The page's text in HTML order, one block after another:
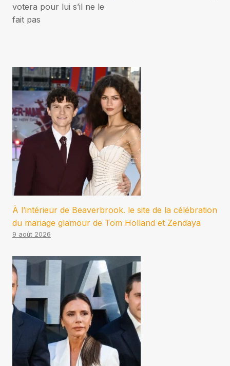
votera pour lui s’il ne le
fait pas
À l’intérieur de Beaverbrook. le site de la célébration
du mariage glamour de Tom Holland et Zendaya
9 août 2026